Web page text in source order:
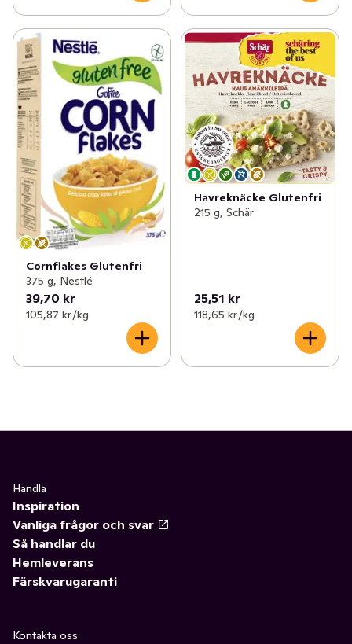
Cornflakes Glutenfri
375 g, Nestlé
39,70 kr
105,87 kr /kg
Havreknäcke Glutenfri
215 g, Schär
25,51 kr
118,65 kr /kg
Handla
Inspiration
Vanliga frågor och svar
Så handlar du
Hemleverans
Färskvarugaranti
Kontakta oss